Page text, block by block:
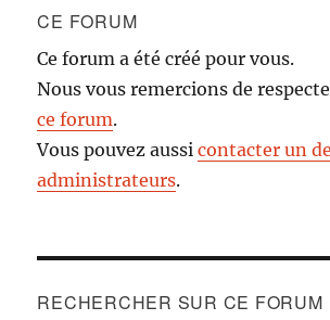
CE FORUM
Ce forum a été créé pour vous.
Nous vous remercions de
ce forum.
Vous pouvez aussicontacter un
administrateurs.
RECHERCHER SUR CE FORUM